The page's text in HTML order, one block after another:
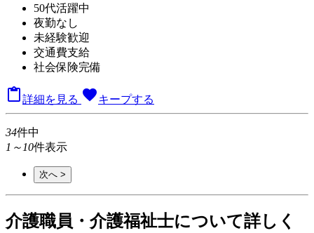
50代活躍中
夜勤なし
未経験歓迎
交通費支給
社会保険完備
詳細を見る favoriteキープする
34件中
1～10件表示
次へ >
介護職員・介護福祉士について詳しく